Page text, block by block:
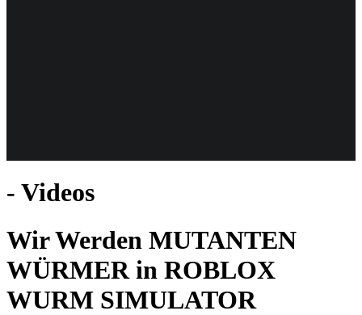
- Videos
Wir Werden MUTANTEN
WÜRMER in ROBLOX
WURM SIMULATOR